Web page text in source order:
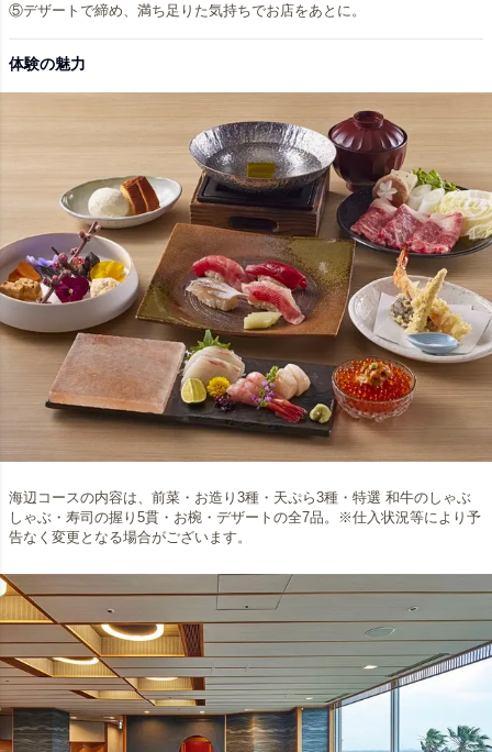
⑤デザートで締め、満ち足りた気持ちでお店をあとに。
体験の魅力
海辺コースの内容は、前菜・お造り3種・天ぷら3種・特選 和牛のしゃぶ
しゃぶ・寿司の握り5貫・お椀・デザートの全7品。※仕入状況等により予
告なく変更となる場合がございます。